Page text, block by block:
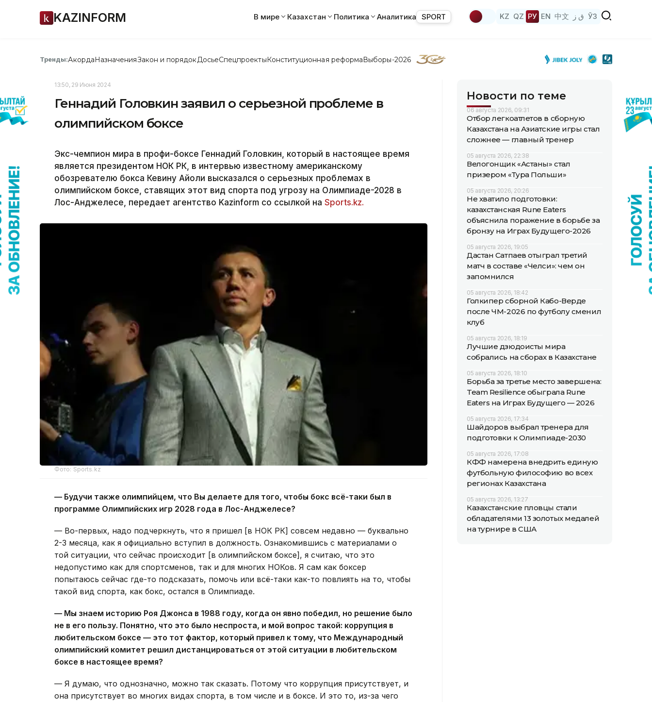
KAZINFORM В мире Казахстан Политика Аналитика SPORT KZ QZ РУ EN 中文 ق ز ЎЗ
Тренды:АкордаНазначенияЗакон и порядок ДосьеСпецпроектыКонституционная реформаВыборы-2026
13:50, 29 Июня 2024
Геннадий Головкин заявил о серьезной проблеме в
олимпийском боксе
Экс-чемпион мира в профи-боксе Геннадий Головкин, который в настоящее время
является президентом НОК РК, в интервью известному американскому
обозревателю бокса Кевину Айоли высказался о серьезных проблемах в
олимпийском боксе, ставящих этот вид спорта под угрозу на Олимпиаде-2028 в
Лос-Анджелесе, передает агентство Kazinform со ссылкой на Sports.kz.
Фото: Sports.kz
— Будучи также олимпийцем, что Вы делаете для того, чтобы бокс всё-таки был в
программе Олимпийских игр 2028 года в Лос-Анджелесе?
— Во-первых, надо подчеркнуть, что я пришел [в НОК РК] совсем недавно — буквально
2-3 месяца, как я официально вступил в должность. Ознакомившись с материалами о
той ситуации, что сейчас происходит [в олимпийском боксе], я считаю, что это
недопустимо как для спортсменов, так и для многих НОКов. Я сам как боксер
попытаюсь сейчас где-то подсказать, помочь или всё-таки как-то повлиять на то, чтобы
такой вид спорта, как бокс, остался в Олимпиаде.
— Мы знаем историю Роя Джонса в 1988 году, когда он явно победил, но решение было
не в его пользу. Понятно, что это было неспроста, и мой вопрос такой: коррупция в
любительском боксе — это тот фактор, который привел к тому, что Международный
олимпийский комитет решил дистанцироваться от этой ситуации в любительском
боксе в настоящее время?
— Я думаю, что однозначно, можно так сказать. Потому что коррупция присутствует, и
она присутствует во многих видах спорта, в том числе и в боксе. И это то, из-за чего
Новости по теме
06 августа 2026, 09:31
Отбор легкоатлетов в сборную
Казахстана на Азиатские игры стал
сложнее — главный тренер
05 августа 2026, 22:38
Велогонщик «Астаны» стал
призером «Тура Польши»
05 августа 2026, 20:26
Не хватило подготовки:
казахстанская Rune Eaters
объяснила поражение в борьбе за
бронзу на Играх Будущего-2026
05 августа 2026, 19:05
Дастан Сатпаев отыграл третий
матч в составе «Челси»: чем он
запомнился
05 августа 2026, 18:42
Голкипер сборной Кабо-Верде
после ЧМ-2026 по футболу сменил
клуб
05 августа 2026, 18:19
Лучшие дзюдоисты мира
собрались на сборах в Казахстане
05 августа 2026, 18:10
Борьба за третье место завершена:
Team Resilience обыграла Rune
Eaters на Играх Будущего — 2026
05 августа 2026, 17:34
Шайдоров выбрал тренера для
подготовки к Олимпиаде-2030
05 августа 2026, 17:08
КФФ намерена внедрить единую
футбольную философию во всех
регионах Казахстана
05 августа 2026, 13:27
Казахстанские пловцы стали
обладателями 13 золотых медалей
на турнире в США